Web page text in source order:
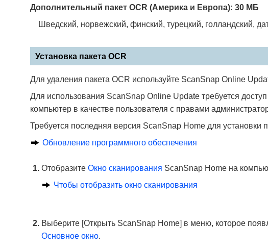
Дополнительный пакет OCR (Америка и Европа): 30 МБ
Шведский, норвежский, финский, турецкий, голландский,
Установка пакета OCR
Для удаления пакета OCR используйте ScanSnap Online
Для использования ScanSnap Online Update требуется
компьютер в качестве пользователя с правами
Требуется последняя версия ScanSnap Home для установки
Обновление программного обеспечения
Отобразите Окно сканирования ScanSnap Home на
Чтобы отобразить окно сканирования
Выберите [Открыть ScanSnap Home] в меню, которое
Основное окно.